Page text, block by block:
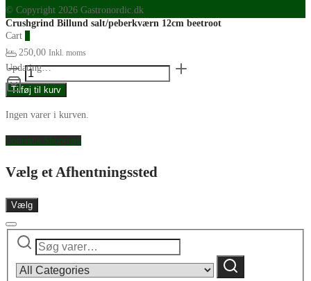
Crushgrind Billund salt/peberkværn 12cm beetroot
kr.250,00 Inkl. moms
Crushgrind
Billund
salt/peberkværn
12cm
antal
Tilføj til kurv
© Copyright 2026 Gastronordic.dk
Cart
Updating…
Ingen varer i kurven.
Continue Shopping
Vælg et Afhentningssted
Vælg
Søg
category:
Søg